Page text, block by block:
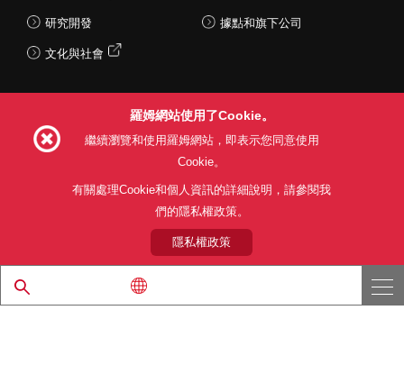
研究開發
文化與社會
據點和旗下公司
利用目的 隱私權政策
關於本公司產品銷售之標準條款(PDF)
© 1997 - 2026 ROHM CO., LTD. ALL RIGHTS RESERVED.
羅姆網站使用了Cookie。
繼續瀏覽和使用羅姆網站，即表示您同意使用
Cookie。
有關處理Cookie和個人資訊的詳細說明，請參閱我
們的隱私權政策。
隱私權政策